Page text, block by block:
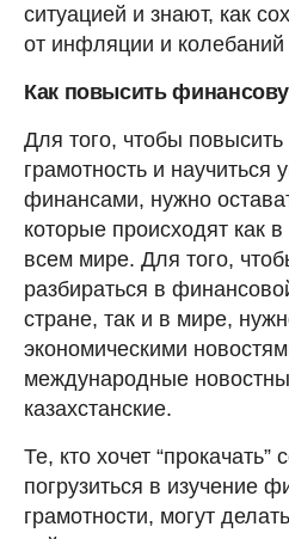
ситуацией и знают, как
от инфляции и колебаний
Как повысить
Для того, чтобы
грамотность и научиться
финансами, нужно
которые происходят как
всем мире. Для того,
разбираться в
стране, так и в мире,
экономическими
международные
казахстанские.
Те, кто хочет “прокачать”
погрузиться в изучение
грамотности, могут